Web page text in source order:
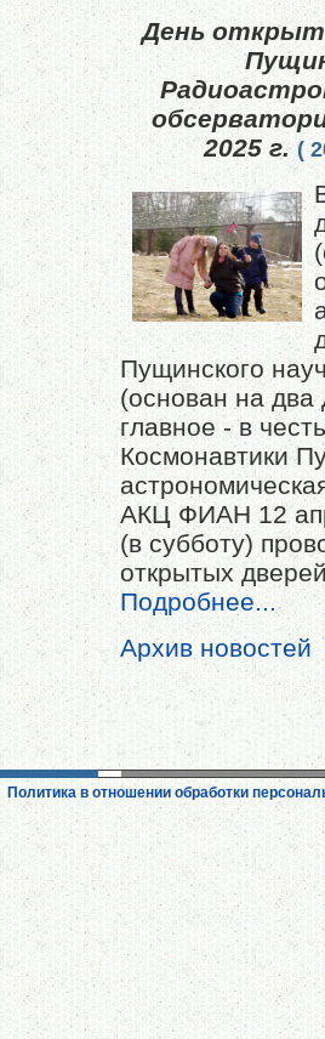
День
2025 г. (
Пущинского
(основан на два
главное - в
Космонавтики
АКЦ ФИАН 12
(в субботу)
открытых
Подробнее...
Архив новостей
Политика в отношении обработки